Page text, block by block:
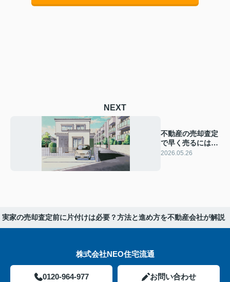
NEXT
不動産の売却査定
で早く売るには？
コツと買取検討時
2026.05.26
実家の売却査定前に片付けは必要？方法と進め方を不動産会社が解説
株式会社NEO住宅流通
0120-964-977 お問い合わせ